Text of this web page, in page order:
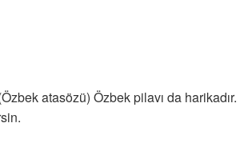
atasözü) Özbek pilavı da harikadır.